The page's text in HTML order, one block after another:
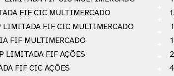
FIF CIC MULTIMERCADO
LIMITADA FIF CIC MULTIMERCADO
FIF MULTIMERCADO
LIMITADA FIF AÇÕES
FIF CIC AÇÕES